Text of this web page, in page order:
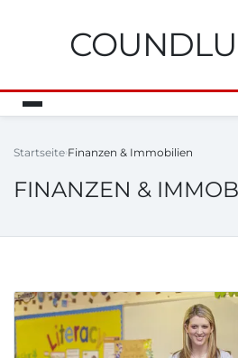
Startseite Finanzen & Immobilien
FINANZEN &